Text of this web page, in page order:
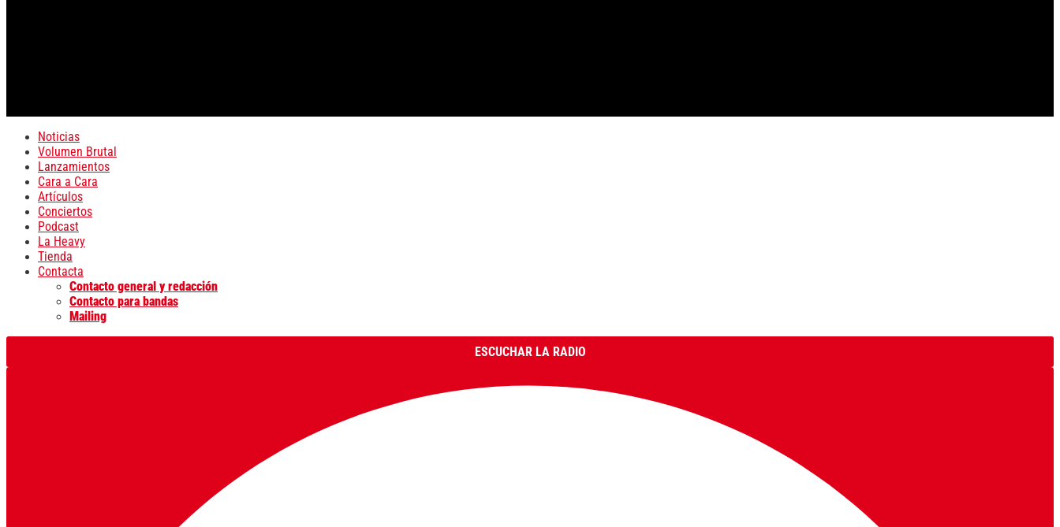
Noticias
Volumen Brutal
Lanzamientos
Cara a Cara
Artículos
Conciertos
Podcast
La Heavy
Tienda
Contacta
Contacto general y redacción
Contacto para bandas
Mailing
ESCUCHAR LA RADIO